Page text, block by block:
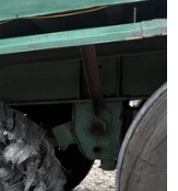
toán AI tự
Paris ở Pháp là
11/9/1001 ở Mỹ